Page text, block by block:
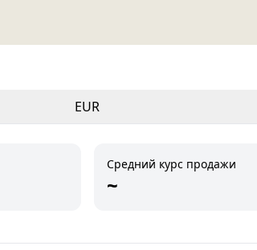
EUR
Средний курс продажи
~